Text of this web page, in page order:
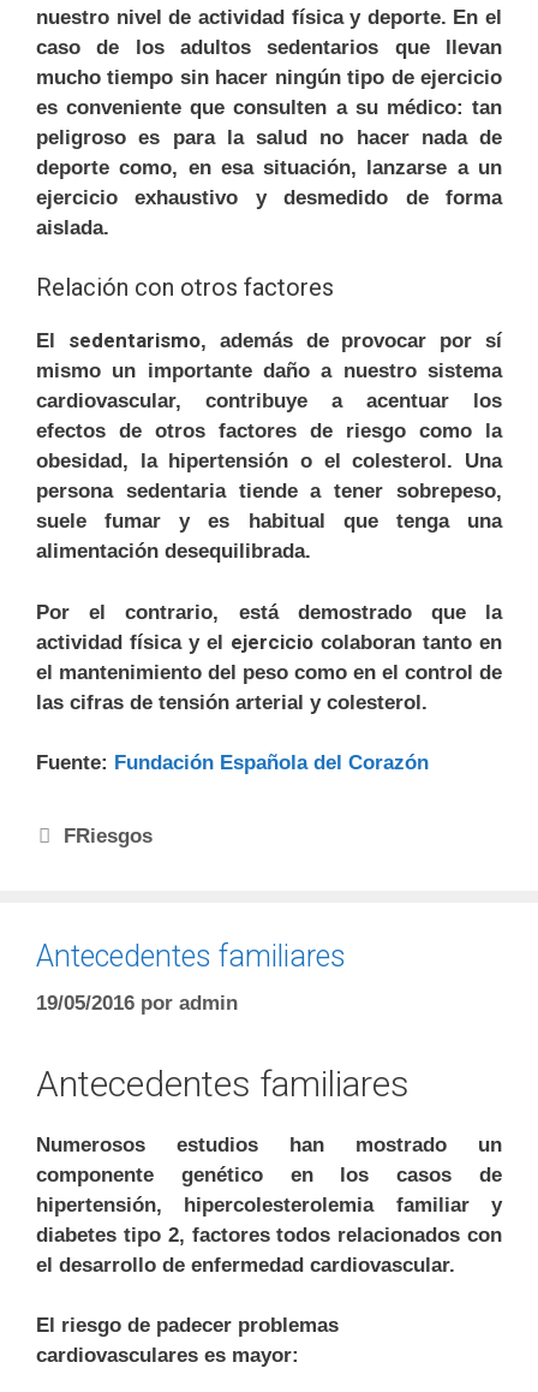
nuestro nivel de actividad física y deporte. En el
caso de los adultos sedentarios que llevan
mucho tiempo sin hacer ningún tipo de ejercicio
es conveniente que consulten a su médico: tan
peligroso es para la salud no hacer nada de
deporte como, en esa situación, lanzarse a un
ejercicio exhaustivo y desmedido de forma
aislada.
Relación con otros factores
El sedentarismo, además de provocar por sí
mismo un importante daño a nuestro sistema
cardiovascular, contribuye a acentuar los
efectos de otros factores de riesgo como la
obesidad, la hipertensión o el colesterol. Una
persona sedentaria tiende a tener sobrepeso,
suele fumar y es habitual que tenga una
alimentación desequilibrada.
Por el contrario, está demostrado que la
actividad física y el ejercicio colaboran tanto en
el mantenimiento del peso como en el control de
las cifras de tensión arterial y colesterol.
Fuente: Fundación Española del Corazón
FRiesgos
Antecedentes familiares
19/05/2016 por admin
Antecedentes familiares
Numerosos estudios han mostrado un
componente genético en los casos de
hipertensión, hipercolesterolemia familiar y
diabetes tipo 2, factores todos relacionados con
el desarrollo de enfermedad cardiovascular.
El riesgo de padecer problemas
cardiovasculares es mayor: